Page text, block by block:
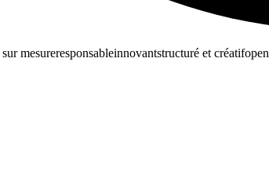
sur mesureresponsableinnovantstructuré et créatif